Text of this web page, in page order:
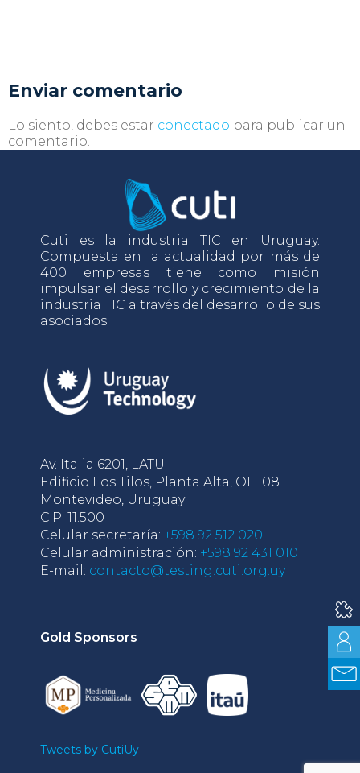
Enviar comentario
Lo siento, debes estar conectado para publicar un
comentario.
Cuti es la industria TIC en Uruguay.
Compuesta en la actualidad por más de
400 empresas tiene como misión
impulsar el desarrollo y crecimiento de la
industria TIC a través del desarrollo de sus
asociados.
Av. Italia 6201, LATU
Edificio Los Tilos, Planta Alta, OF.108
Montevideo, Uruguay
C.P: 11.500
Celular secretaría: +598 92 512 020
Celular administración: +598 92 431 010
E-mail: contacto@testing.cuti.org.uy
Gold Sponsors
Tweets by CutiUy